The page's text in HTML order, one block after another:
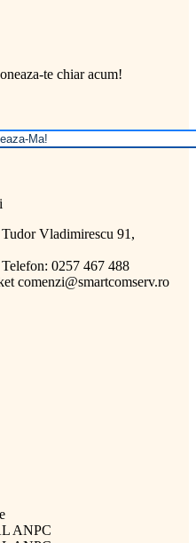
te chiar acum!
Ma!
Tudor Vladimirescu 91,
Telefon: 0257 467 488
comenzi@smartcomserv.ro
ANPC